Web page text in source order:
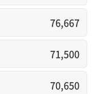
76,667
71,500
70,650